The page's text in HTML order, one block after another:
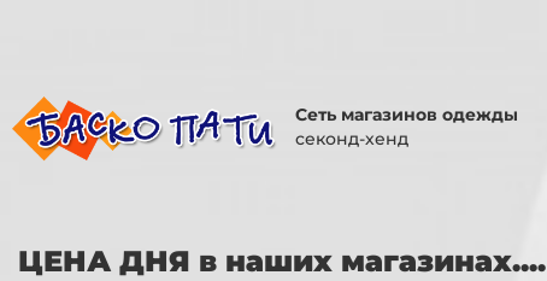
Сеть магазинов одежды
секонд-хенд
ЦЕНА ДНЯ в наших магазинах....